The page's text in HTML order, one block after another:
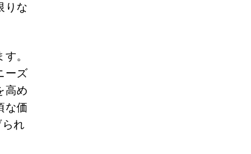
りな
。
ーズ
高め
な価
れ